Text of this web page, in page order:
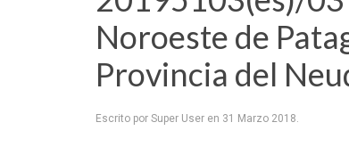
Noroeste de
Provincia del
Escrito por Super User en 31 Marzo 2018.